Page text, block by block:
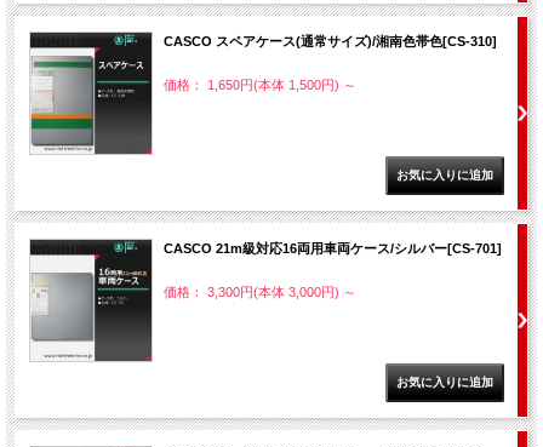
CASCO スペアケース(通常サイズ)/湘南色帯色[CS-310]
価格： 1,650円(本体 1,500円) ～
CASCO 21m級対応16両用車両ケース/シルバー[CS-701]
価格： 3,300円(本体 3,000円) ～